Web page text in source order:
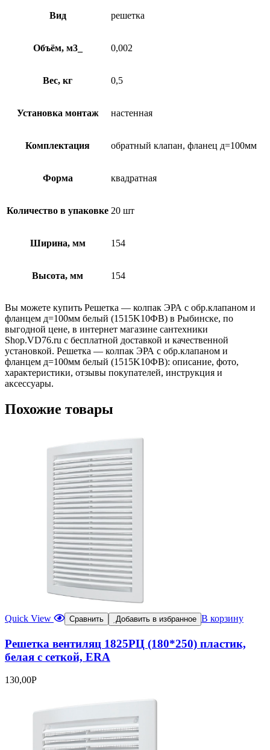
Вид решетка
Объём, м3_ 0,002
Вес, кг 0,5
Установка монтаж настенная
Комплектация обратный клапан, фланец д=100мм
Форма квадратная
Количество в упаковке 20 шт
Ширина, мм 154
Высота, мм 154
Вы можете купить Решетка — колпак ЭРА с обр.клапаном и
фланцем д=100мм белый (1515K10ФВ) в Рыбинске, по
выгодной цене, в интернет магазине сантехники
Shop.VD76.ru с бесплатной доставкой и качественной
установкой. Решетка — колпак ЭРА с обр.клапаном и
фланцем д=100мм белый (1515K10ФВ): описание, фото,
характеристики, отзывы покупателей, инструкция и
аксессуары.
Похожие товары
Quick View Сравнить Добавить в избранное В корзину
Решетка вентиляц 1825РЦ (180*250) пластик,
белая с сеткой, ERA
130,00Р